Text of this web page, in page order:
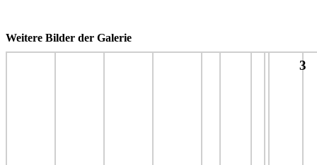
Weitere Bilder der Galerie
3